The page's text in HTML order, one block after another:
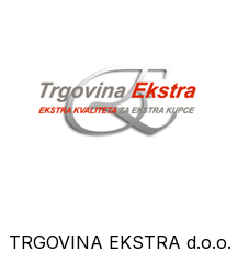
TRGOVINA EKSTRA d.o.o.